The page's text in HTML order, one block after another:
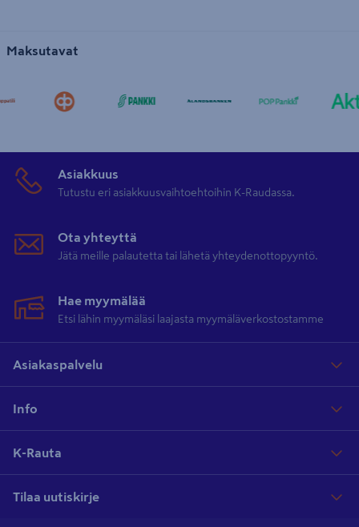
Maksutavat
Asiakkuus
Tutustu eri asiakkuusvaihtoehtoihin K-Raudassa.
Ota yhteyttä
Jätä meille palautetta tai lähetä yhteydenottopyyntö.
Hae myymälää
Etsi lähin myymäläsi laajasta myymäläverkostostamme
Asiakaspalvelu
Info
K-Rauta
Tilaa uutiskirje